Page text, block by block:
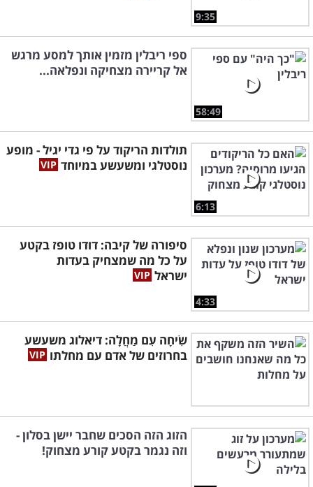
9:35
58:49
ספי ריבלין מזמין אותך למסע מרגש
אל קריירה מצחיקה ונפלאה...
6:13
תולדות הריקוד על פי גדי יגיל - מופע
נוסטלגי ומשעשע במיוחד
4:33
סיפורה של קיבה: דודו טופז בקטע
על כל מה שמצחיק בעדות
ישראל
שִׂיחָה עִם מַחֲלָה: דיאלוג משעשע
בחרוזים של אדם עם מחלתו
הזוג הזה הסכים שחבר יישן בסלון -
וזה נגמר בקטע קורע מצחוק!